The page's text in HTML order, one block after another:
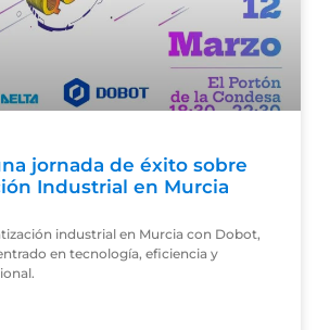
jornada de éxito sobre
Industrial en Murcia
industrial en Murcia con Dobot,
en tecnología, eficiencia y